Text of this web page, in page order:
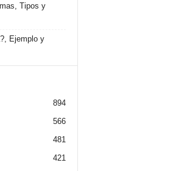
Tipos y
Ejemplo y
894
566
481
421